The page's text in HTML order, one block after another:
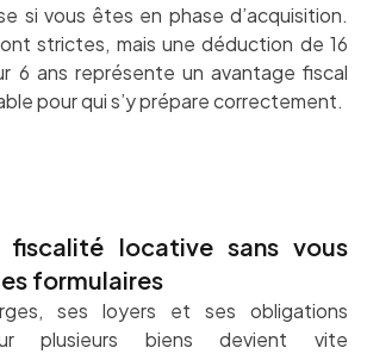
si vous êtes en phase d’acquisition.
strictes, mais une déduction de 16
6 ans représente un avantage fiscal
pour qui s’y prépare correctement.
fiscalité locative sans vous
formulaires
ses loyers et ses obligations
plusieurs biens devient vite